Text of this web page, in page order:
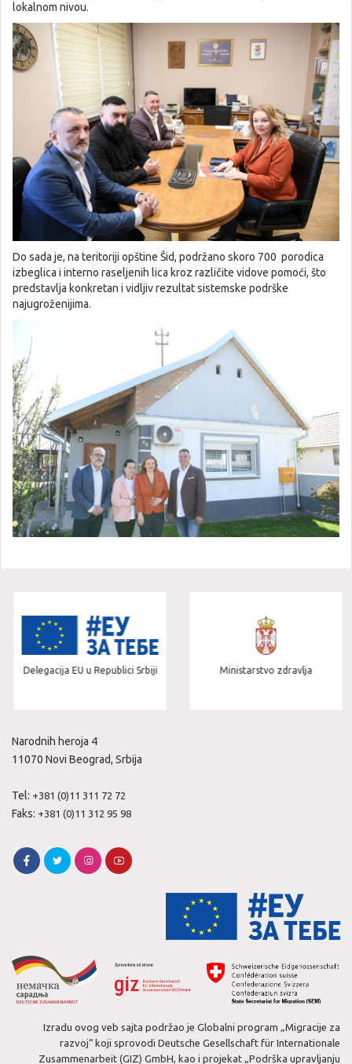
lokalnom nivou.
Do sada je, na teritoriji opštine Šid, podržano skoro 700 porodica
izbeglica i interno raseljenih lica kroz različite vidove pomoći, što
predstavlja konkretan i vidljiv rezultat sistemske podrške
najugroženijima.
Delegacija EU u Republici Srbiji Ministarstvo zdravlja
Narodnih heroja 4
11070 Novi Beograd, Srbija
Tel: +381 (0)11 311 72 72
Faks: +381 (0)11 312 95 98
Izradu ovog veb sajta podržao je Globalni program „Migracije za
razvoj“ koji sprovodi Deutsche Gesellschaft für Internationale
Zusammenarbeit (GIZ) GmbH, kao i projekat „Podrška upravljanju